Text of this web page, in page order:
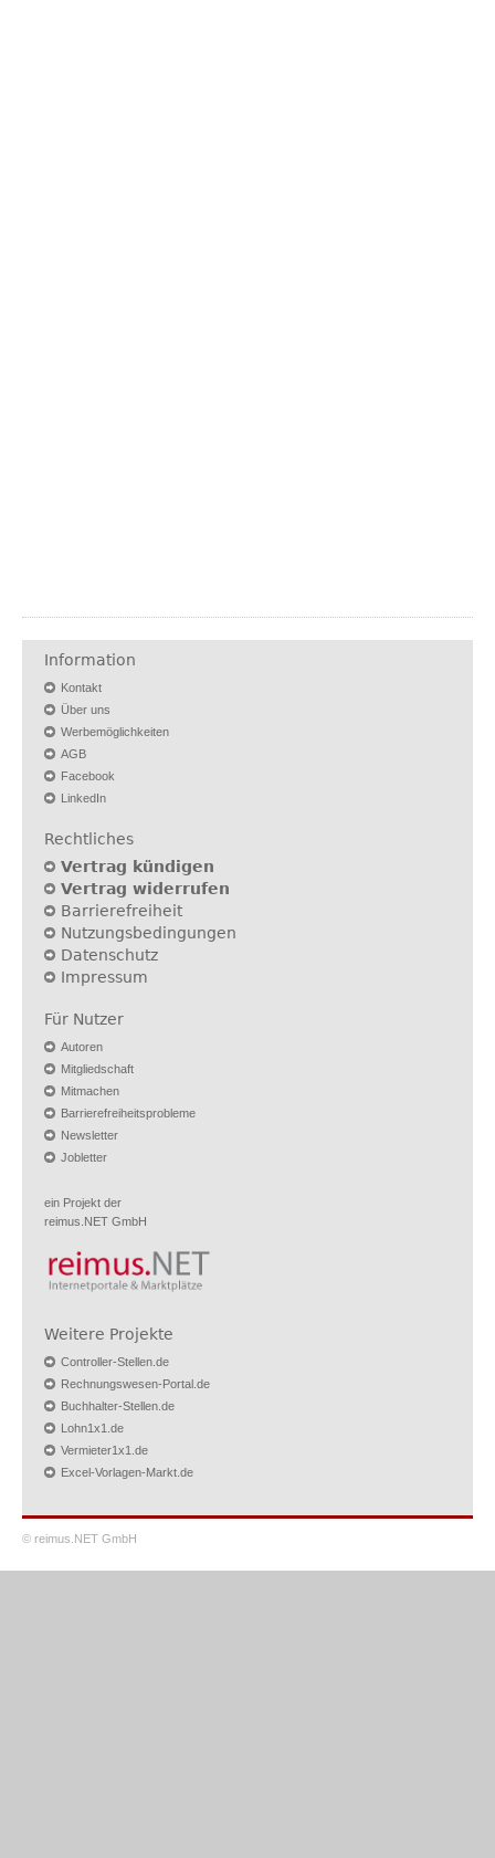
Information
Kontakt
Über uns
Werbemöglichkeiten
AGB
Facebook
LinkedIn
Rechtliches
Vertrag kündigen
Vertrag widerrufen
Barrierefreiheit
Nutzungsbedingungen
Datenschutz
Impressum
Für Nutzer
Autoren
Mitgliedschaft
Mitmachen
Barrierefreiheitsprobleme
Newsletter
Jobletter
ein Projekt der
reimus.NET GmbH
Weitere Projekte
Controller-Stellen.de
Rechnungswesen-Portal.de
Buchhalter-Stellen.de
Lohn1x1.de
Vermieter1x1.de
Excel-Vorlagen-Markt.de
© reimus.NET GmbH